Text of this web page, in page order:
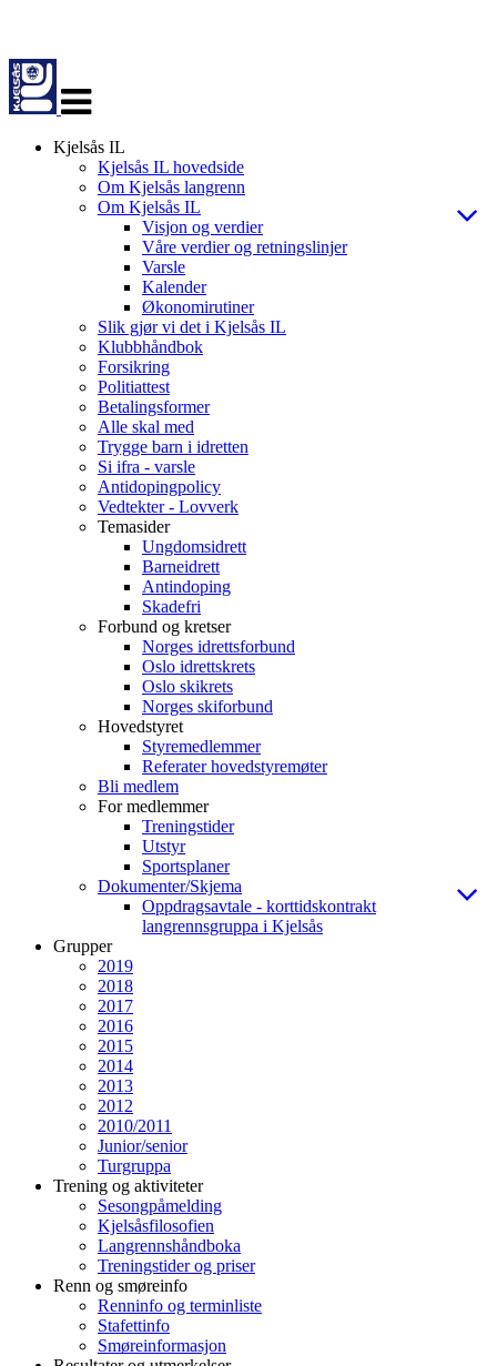
navigasjon
Kjelsås IL
Kjelsås IL hovedside
Om Kjelsås langrenn
Om Kjelsås IL
Visjon og verdier
Våre verdier og retningslinjer
Varsle
Kalender
Økonomirutiner
Slik gjør vi det i Kjelsås IL
Klubbhåndbok
Forsikring
Politiattest
Betalingsformer
Alle skal med
Trygge barn i idretten
Si ifra - varsle
Antidopingpolicy
Vedtekter - Lovverk
Temasider
Ungdomsidrett
Barneidrett
Antindoping
Skadefri
Forbund og kretser
Norges idrettsforbund
Oslo idrettskrets
Oslo skikrets
Norges skiforbund
Hovedstyret
Styremedlemmer
Referater hovedstyremøter
Bli medlem
For medlemmer
Treningstider
Utstyr
Sportsplaner
Dokumenter/Skjema
Oppdragsavtale - korttidskontrakt
langrennsgruppa i Kjelsås
Grupper
2019
2018
2017
2016
2015
2014
2013
2012
2010/2011
Junior/senior
Turgruppa
Trening og aktiviteter
Sesongpåmelding
Kjelsåsfilosofien
Langrennshåndboka
Treningstider og priser
Renn og smøreinfo
Renninfo og terminliste
Stafettinfo
Smøreinformasjon